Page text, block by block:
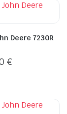
Deere 7230R
€